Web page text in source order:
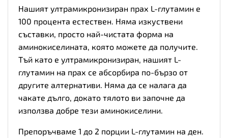
Нашият ултрамикронизиран прах L-глутамин е
100 процента естествен. Няма изкуствени
съставки, просто най-чистата форма на
аминокиселината, която можете да получите.
Тъй като е ултрамикронизиран, нашият L-
глутамин на прах се абсорбира по-бързо от
другите алтернативи. Няма да се налага да
чакате дълго, докато тялото ви започне да
използва добре тези аминокиселини.
Препоръчваме 1 до 2 порции L-глутамин на ден.